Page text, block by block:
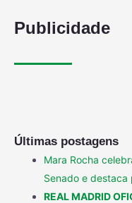
Publicidade
Últimas postagens
Mara Rocha
Senado e destaca
REAL MADRID